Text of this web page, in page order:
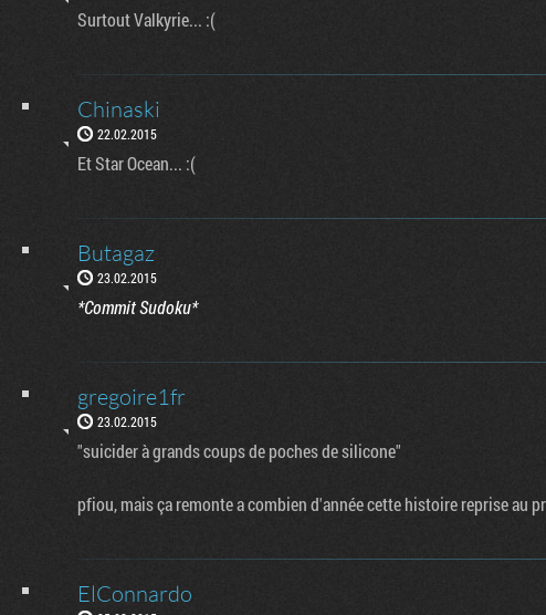
Surtout Valkyrie... :(
Chinaski
22.02.2015
Et Star Ocean... :(
Butagaz
23.02.2015
*Commit Sudoku*
gregoire1fr
23.02.2015
"suicider à grands coups de poches de silicone"
pfiou, mais ça remonte a combien d'année cette histoire reprise au
ElConnardo